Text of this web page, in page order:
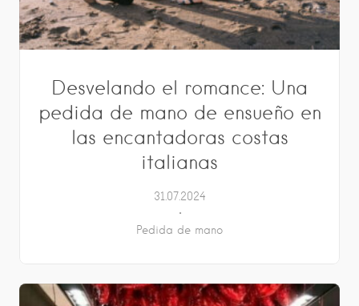
Desvelando el romance: Una
pedida de mano de ensueño en
las encantadoras costas
italianas
31.07.2024
Pedida de mano